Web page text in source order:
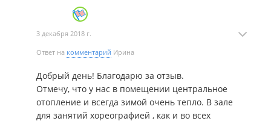
3 декабря 2018 г.
Ответ на комментарий Ирина
Добрый день! Благодарю за отзыв.
Отмечу, что у нас в помещении центральное
отопление и всегда зимой очень тепло. В зале
для занятий хореографией , как и во всех